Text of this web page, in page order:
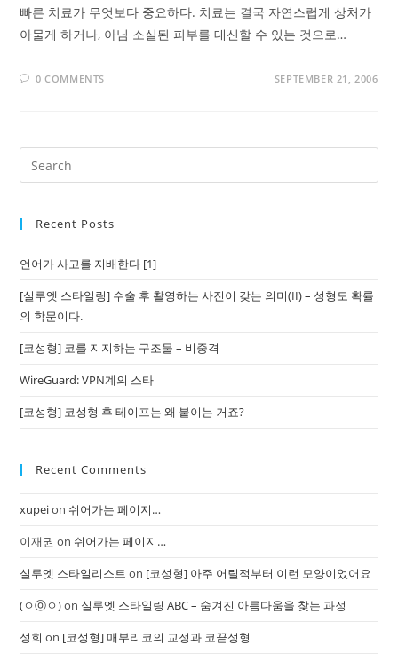
빠른 치료가 무엇보다 중요하다. 치료는 결국 자연스럽게 상처가
아물게 하거나, 아님 소실된 피부를 대신할 수 있는 것으로…
0 COMMENTS SEPTEMBER 21, 2006
Recent Posts
언어가 사고를 지배한다 [1]
[실루엣 스타일링] 수술 후 촬영하는 사진이 갖는 의미(II) – 성형도 확률
의 학문이다.
[코성형] 코를 지지하는 구조물 – 비중격
WireGuard: VPN계의 스타
[코성형] 코성형 후 테이프는 왜 붙이는 거죠?
Recent Comments
xupeion 쉬어가는 페이지…
이재권 on 쉬어가는 페이지…
실루엣 스타일리스트 on [코성형] 아주 어릴적부터 이런 모양이었어요
(ㅇⓞㅇ)on 실루엣 스타일링 ABC – 숨겨진 아름다움을 찾는 과정
성희 on [코성형] 매부리코의 교정과 코끝성형